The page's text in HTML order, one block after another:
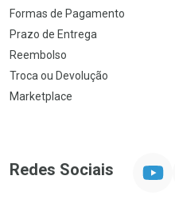
Formas de Pagamento
Prazo de Entrega
Reembolso
Troca ou Devolução
Marketplace
Redes Sociais